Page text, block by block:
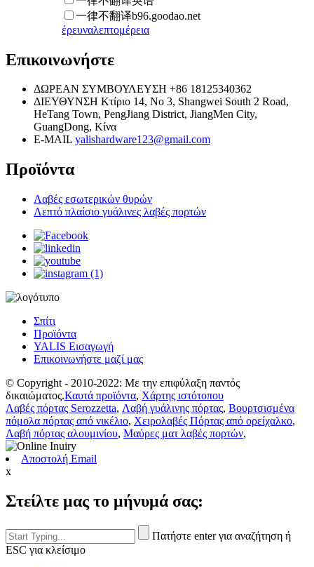
一律不翻译b96.goodao.net
έρευναλεπτομέρεια
Επικοινωνήστε
ΔΩΡΕΑΝ ΣΥΜΒΟΥΛΕΥΣΗ +86 18125340362
ΔΙΕΥΘΥΝΣΗ Κτίριο 14, No 3, Shangwei South 2 Road,
HeTang Town, PengJiang District, JiangMen City,
GuangDong, Κίνα
E-MAIL yalishardware123@gmail.com
Προϊόντα
Λαβές εσωτερικών θυρών
Λεπτό πλαίσιο γυάλινες λαβές πορτών
Σπίτι
Προϊόντα
YALIS Εισαγωγή
Επικοινωνήστε μαζί μας
© Copyright - 2010-2022: Με την επιφύλαξη παντός
δικαιώματος.Καυτά προϊόντα, Χάρτης ιστότοπου
Λαβές πόρτας Serozzetta, Λαβή γυάλινης πόρτας, Βουρτσισμένα
πόμολα πόρτας από νικέλιο, Χειρολαβές Πόρτας από ορείχαλκο,
Λαβή πόρτας αλουμινίου, Μαύρες ματ λαβές πορτών,
Αποστολή Email
x
Στείλτε μας το μήνυμά σας:
Πατήστε enter για αναζήτηση ή
ESC για κλείσιμο